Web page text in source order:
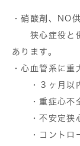
・硝酸剤、NO
狭心症役と併
あります。
・心血管系に重
・３ヶ月以内
・重症心不
・不安定狭
・コントロー